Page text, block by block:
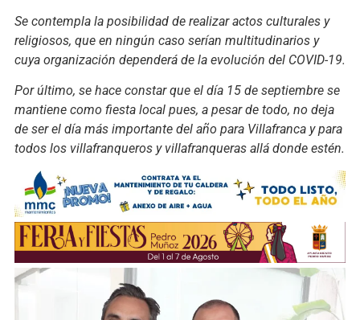
Se contempla la posibilidad de realizar actos culturales y
religiosos, que en ningún caso serían multitudinarios y
cuya organización dependerá de la evolución del COVID-19.
Por último, se hace constar que el día 15 de septiembre se
mantiene como fiesta local pues, a pesar de todo, no deja
de ser el día más importante del año para Villafranca y para
todos los villafranqueros y villafranqueras allá donde estén.